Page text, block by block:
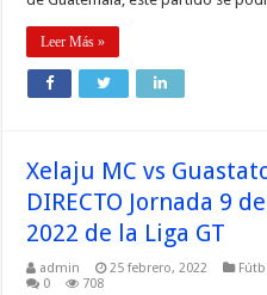
Leer Más »
Xelaju MC vs
DIRECTO Jornada 9
2022 de la Liga GT
admin 25 febrero, 2022
0
708